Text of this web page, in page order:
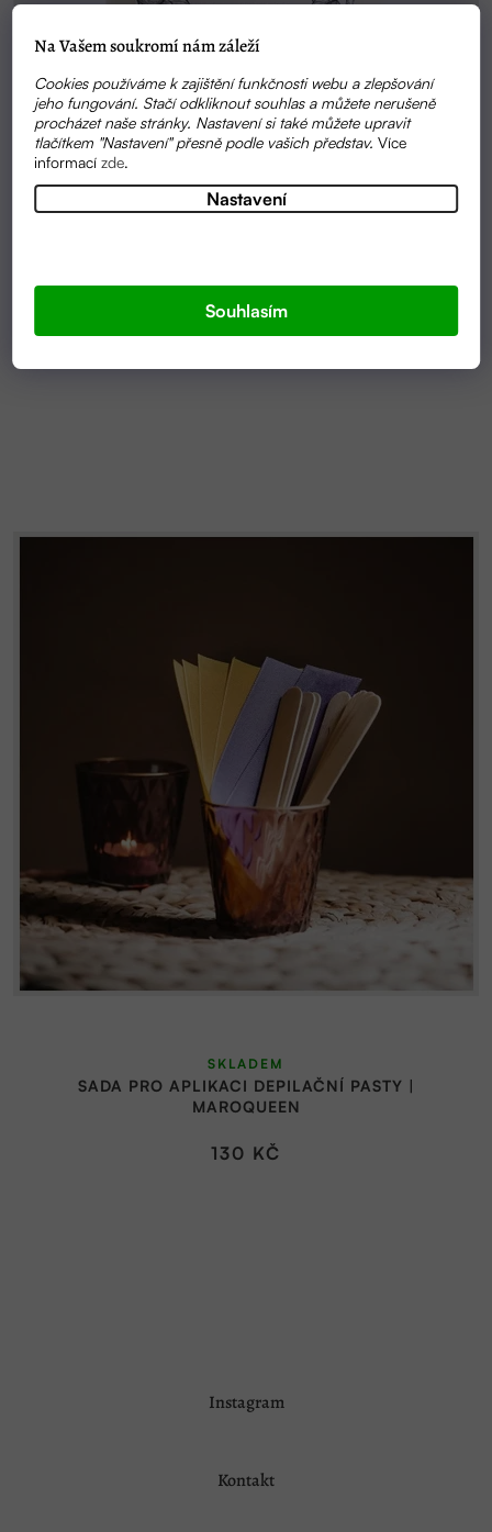
Na Vašem soukromí nám záleží
Cookies používáme k zajištění funkčnosti webu a zlepšování
jeho fungování. Stačí odkliknout souhlas a můžete nerušeně
procházet naše stránky. Nastavení si také můžete upravit
tlačítkem "Nastavení" přesně podle vašich představ.Více
informacízde.
Nastavení
Souhlasím
z
SADA PRO APLIKACI DEPILAČNÍ PASTY |
MAROQUEEN
SKLADEM
130 KČ
Instagram
Kontakt